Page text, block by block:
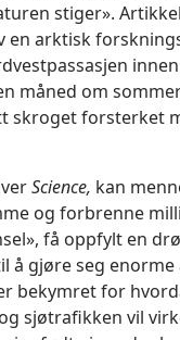
stiger».
arktisk
måned om
skroget forsterket
Science, kan
og forbrenne
få oppfylt en
å gjøre seg enorme
bekymret for
sjøtrafikken vil